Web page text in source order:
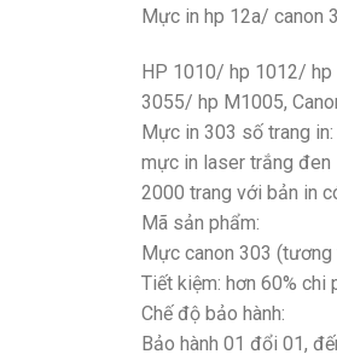
Mực in hp 12a/ canon
HP 1010/ hp 1012/
3055/ hp M1005,
Mực in 303 số trang in:
mực in laser trắng đen
2000 trang với bản in
Mã sản phẩm:
Mực canon 303
Tiết kiệm: hơn 60% chi
Chế độ bảo hành:
Bảo hành 01 đổi 01,